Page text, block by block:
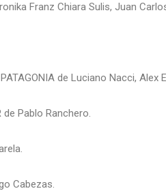
Franz Chiara Sulis, Juan
de Luciano Nacci, Alex
de Pablo Ranchero.
Cabezas.